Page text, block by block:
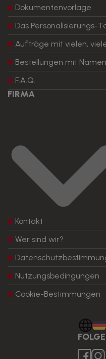
Dokumentenvorlage
Das Personalisierungs-
Aufträge mit vielen,
Bestellungen mit
F.A.Q.
FIRMA
Kontakt
Wer sind wir?
Nutzungsbedingungen
Cookie-Bestimmungen